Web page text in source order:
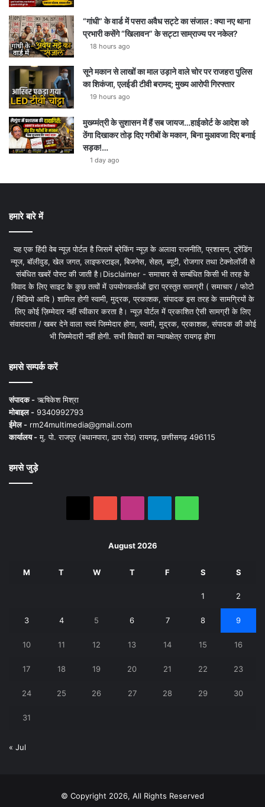
“गांधी” के वार्ड में पसरा अवैध सट्टे का संजाल : क्या नए थाना
प्रभारी कसेंगे “खिलावन” के सट्टा साम्राज्य पर नकेल?
18 hours ago
सूने मकान से लाखों का माल उड़ाने वाले चोर पर राजहरा पुलिस
का शिकंजा, एलईडी टीवी बरामद; मुख्य आरोपी गिरफ्तार
19 hours ago
मुख्य्मंत्री के सुशासन में हैं सब जायज…हाईकोर्ट के आदेश को
ठेंगा दिखाकर तोड़ दिए गरीबों के मकान, बिना मुआवजा दिए बनाई
सड़क!…
1 day ago
हमारे बारे में
यह एक हिंदी वेब न्यूज़ पोर्टल है जिसमें ब्रेकिंग न्यूज़ के अलावा राजनीति, प्रशासन, ट्रेंडिंग
न्यूज, बॉलीवुड, खेल जगत, लाइफस्टाइल, बिजनेस, सेहत, ब्यूटी, रोजगार तथा टेक्नोलॉजी से
संबंधित खबरें पोस्ट की जाती है।Disclaimer - समाचार से सम्बंधित किसी भी तरह के
विवाद के लिए साइट के कुछ तत्वों में उपयोगकर्ताओं द्वारा प्रस्तुत सामग्री ( समाचार / फोटो
/ विडियो आदि ) शामिल होगी स्वामी, मुद्रक, प्रकाशक, संपादक इस तरह के सामग्रियों के
लिए कोई ज़िम्मेदार नहीं स्वीकार करता है। न्यूज़ पोर्टल में प्रकाशित ऐसी सामग्री के लिए
संवाददाता / खबर देने वाला स्वयं जिम्मेदार होगा, स्वामी, मुद्रक, प्रकाशक, संपादक की कोई
भी जिम्मेदारी नहीं होगी. सभी विवादों का न्यायक्षेत्र रायगढ़ होगा
हमसे सम्पर्क करें
संपादक -ऋषिकेश मिश्रा
मोबाइल - 9340992793
ईमेल - rm24multimedia@gmail.com
कार्यालय -मु. पो. राजपुर (बथानपारा, ढाप रोड) रायगढ़, छत्तीसगढ़ 496115
हमसे जुड़े
August 2026
M T W T F S S
1 2
3 4 5 6 7 8 9
10 11 12 13 14 15 16
17 18 19 20 21 22 23
24 25 26 27 28 29 30
31
« Jul
© Copyright 2026, All Rights Reserved